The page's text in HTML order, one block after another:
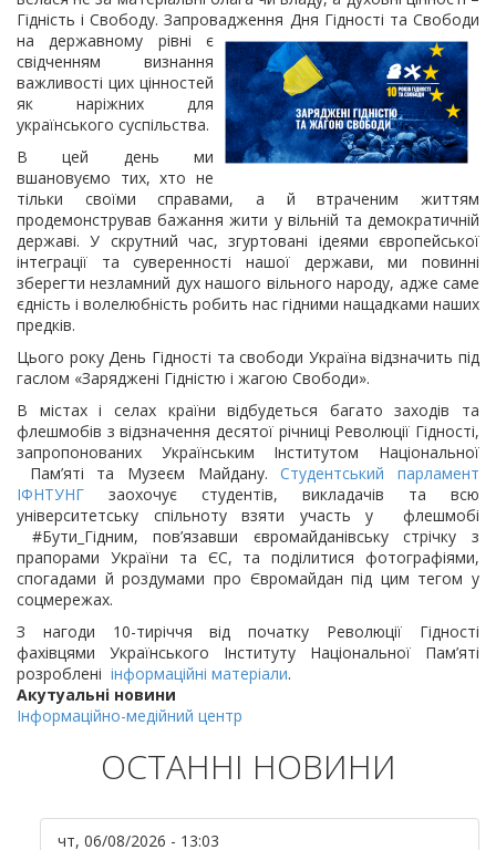
Гідність і Свободу. Запровадження Дня Гідності та Свободи
на державному рівні є
свідченням визнання
важливості цих цінностей
як наріжних для
українського суспільства.
В цей день ми
вшановуємо тих, хто не
тільки своїми справами, а й втраченим життям
продемонстрував бажання жити у вільній та демократичній
державі. У скрутний час, згуртовані ідеями європейської
інтеграції та суверенності нашої держави, ми повинні
зберегти незламний дух нашого вільного народу, адже саме
єдність і волелюбність робить нас гідними нащадками наших
предків.
Цього року День Гідності та свободи Україна відзначить під
гаслом «Заряджені Гідністю і жагою Свободи».
В містах і селах країни відбудеться багато заходів та
флешмобів з відзначення десятої річниці Революції Гідності,
запропонованих Українським Інститутом Національної
Пам’яті та Музеєм Майдану.Студентський парламент
ІФНТУНГ заохочує студентів, викладачів та всю
університетську спільноту взяти участь у флешмобі
#Бути_Гідним, пов’язавши євромайданівську стрічку з
прапорами України та ЄС, та поділитися фотографіями,
спогадами й роздумами про Євромайдан під цим тегом у
соцмережах.
З нагоди 10-тиріччя від початку Революції Гідності
фахівцями Українського Інституту Національної Пам’яті
розроблені інформаційні матеріали.
Акутуальні новини
Інформаційно-медійний центр
ОСТАННІ НОВИНИ
чт, 06/08/2026 - 13:03